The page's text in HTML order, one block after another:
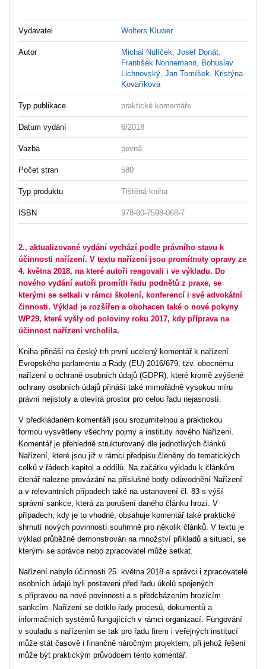
Vydavatel Wolters Kluwer
Autor Michal Nulíček ,Josef Donát
František Nonnemann Bohuslav
Lichnovský ,Jan Tomíšek
Kristýna
Kovaříková
Typ publikace praktické komentáře
Datum vydání 6/2018
Vazba pevná
Počet stran 580
Typ produktu Tištěná kniha
ISBN 978-80-7598-068-7
2., aktualizované vydání vychází podle právního stavu k
účinnosti nařízení. V textu nařízení jsou promítnuty opravy ze
4. května 2018, na které autoři reagovali i ve výkladu. Do
nového vydání autoři promítli řadu podnětů z praxe, se
kterými se setkali v rámci školení, konferencí i své advokátní
činnosti. Výklad je rozšířen a obohacen také o nové pokyny
WP29, které vyšly od poloviny roku 2017, kdy příprava na
účinnost nařízení vrcholila.
Kniha přináší na český trh první ucelený komentář k nařízení
Evropského parlamentu a Rady (EU) 2016/679, tzv. obecnému
nařízení o ochraně osobních údajů (GDPR), které kromě zvýšené
ochrany osobních údajů přináší také mimořádně vysokou míru
právní nejistoty a otevírá prostor pro celou řadu nejasností.
V předkládaném komentáři jsou srozumitelnou a praktickou
formou vysvětleny všechny pojmy a instituty nového Nařízení.
Komentář je přehledně strukturovaný dle jednotlivých článků
Nařízení, které jsou již v rámci předpisu členěny do tematických
celků v řádech kapitol a oddílů. Na začátku výkladu k článkům
čtenář nalezne provázání na příslušné body odůvodnění Nařízení
a v relevantních případech také na ustanovení čl. 83 s výší
správní sankce, která za porušení daného článku hrozí. V
případech, kdy je to vhodné, obsahuje komentář také praktické
shrnutí nových povinností souhrnně pro několik článků. V textu je
výklad průběžně demonstrován na množství příkladů a situací, se
kterými se správce nebo zpracovatel může setkat.
Nařízení nabylo účinnosti 25. května 2018 a správci i zpracovatelé
osobních údajů byli postaveni před řadu úkolů spojených
s přípravou na nové povinnosti a s předcházením hrozícím
sankcím. Nařízení se dotklo řady procesů, dokumentů a
informačních systémů fungujících v rámci organizací. Fungování
v souladu s nařízením se tak pro řadu firem i veřejných institucí
může stát časově i finančně náročným projektem, při jehož řešení
může být praktickým průvodcem tento komentář.